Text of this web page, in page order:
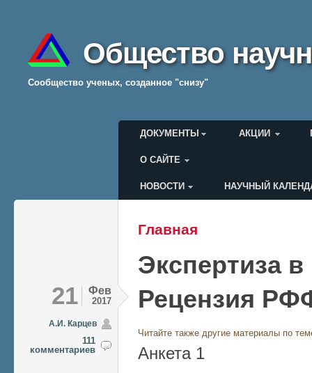
Общество
Cообщество ученых, созданное "снизу"
Главное меню
ДОКУМЕНТЫ АКЦИИ
О САЙТЕ
Меню пользователя
НОВОСТИ НАУЧНЫЙ
Вы здесь
Главная
Экспертиза
21 Фев
2017
А.И. Карцев
111
комментариев
Рецензия
Читайте также другие материалы по
Анкета 1